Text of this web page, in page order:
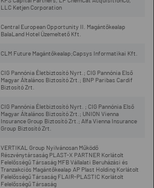
LLC Ketjen Corporation
Central European Opportunity II. Magántőkealap
BalaLand Hotel Üzemeltető Kft.
CLM Future Magántőkealap;Capsys Informatikai Kft.
CIG Pannónia Életbiztosító Nyrt.; CIG Pannónia Első
Magyar Általános Biztosító Zrt.; BNP Paribas Cardif
Biztosító Zrt.
CIG Pannónia Életbiztosító Nyrt. ; CIG Pannónia Első
Magyar Általános Biztosító Zrt.; UNION Vienna
Insurance Group Biztosító Zrt.; Alfa Vienna Insurance
Group Biztosító Zrt.
VERTIKAL Group Nyilvánosan Működő
Részvénytársaság PLAST-X PARTNER Korlátolt
Felelősségű Társaság MFB Vállalati Beruházási és
Tranzakciós Magántőkealap AP Plast Holding Korlátolt
Felelősségű Társaság FLAIR-PLASTIC Korlátolt
Felelősségű Társaság